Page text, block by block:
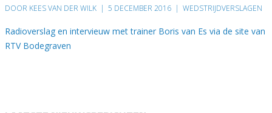
DOOR KEES VAN DER WILK | 5 DECEMBER 2016 | WEDSTRIJDVERSLAGEN
Radioverslag en intervieuw met trainer Boris van Es via de site van
RTV Bodegraven